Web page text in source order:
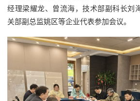
经理梁耀龙、曾流海，技术部副科长刘
关部副总监姚区等企业代表参加会议。